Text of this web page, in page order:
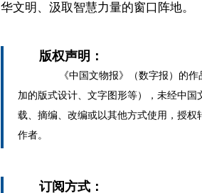
华文明、汲取智慧力量的窗口阵地。
版权声明：
《中国文物报》（数字报）的作
加的版式设计、文字图形等），未经中国
载、摘编、改编或以其他方式使用，授权
作者。
订阅方式：